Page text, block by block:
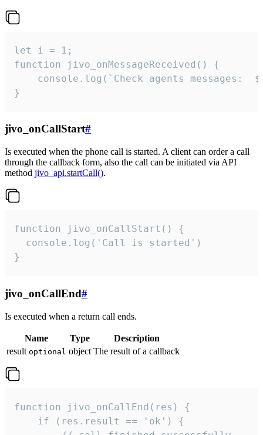
let i = 1;
function jivo_onMessageReceived() {
}
jivo_onCallStart#
Is executed when the phone call is started. A client can order a call
through the callback form, also the call can be initiated via API
method jivo_api.startCall().
function jivo_onCallStart() {
  console.log('Call is started')
}
jivo_onCallEnd#
Is executed when a return call ends.
Name Type
Description
result optional object The result of a callback
function jivo_onCallEnd(res) {
    if (res.result == 'ok') {